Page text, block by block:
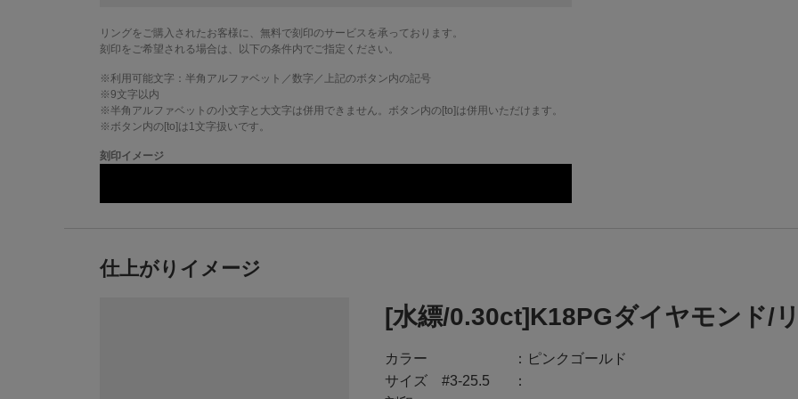
リングをご購入されたお客様に、無料で刻印のサービスを承っております。
刻印をご希望される場合は、以下の条件内でご指定ください。
※利用可能文字： 半角アルファベット／数字／上記のボタン内の記号
※9文字以内
※半角アルファベットの小文字と大文字は併用できません。ボタン内の[to]は併用いただけます。
※ボタン内の[to]は1文字扱いです。
刻印イメージ
仕上がりイメージ
[水縹/0.30ct]K18PGダイヤモンド/
カラー
ピンクゴールド
サイズ #3-25.5